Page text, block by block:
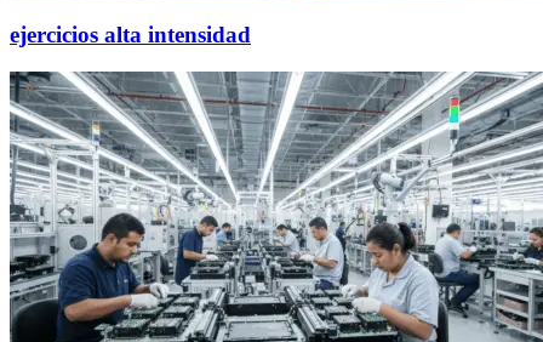
ejercicios alta intensidad